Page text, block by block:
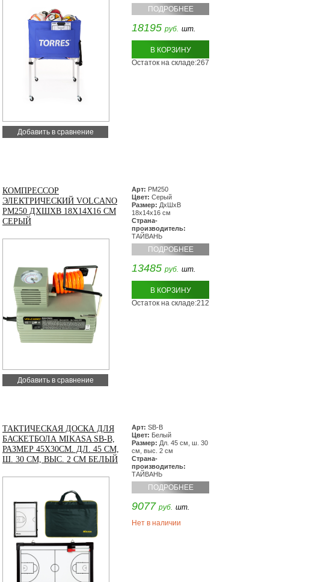
Добавить в сравнение
ПОДРОБНЕЕ
18195 руб. шт.
В КОРЗИНУ
Остаток на складе:267
КОМПРЕССОР
ЭЛЕКТРИЧЕСКИЙ VOLCANO
PM250 ДХШХВ 18Х14Х16 СМ
СЕРЫЙ
Добавить в сравнение
Арт: PM250
Цвет: Серый
Размер: ДхШхВ
18х14х16 см
Страна-
производитель:
ТАЙВАНЬ
ПОДРОБНЕЕ
13485 руб. шт.
В КОРЗИНУ
Остаток на складе:212
ТАКТИЧЕСКАЯ ДОСКА ДЛЯ
БАСКЕТБОЛА MIKASA SB-B,
РАЗМЕР 45Х30СМ. ДЛ. 45 СМ,
Ш. 30 СМ, ВЫС. 2 СМ БЕЛЫЙ
Арт: SB-B
Цвет: Белый
Размер: Дл. 45 см, ш. 30
см, выс. 2 см
Страна-
производитель:
ТАЙВАНЬ
ПОДРОБНЕЕ
9077 руб. шт.
Нет в наличии